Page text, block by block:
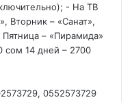
- На ТВ
Вторник – «Санат»,
– «Пирамида»
сом 14 дней – 2700
0552573729